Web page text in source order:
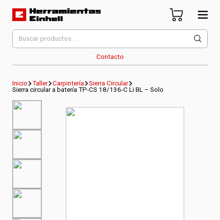
Herramientas Einhell
Distribuidor Oficial
Contacto
Buscar
por:
Inicio Taller Carpintería
Sierra Circular
Sierra circular a batería TP-CS 18/136-C Li BL – Solo